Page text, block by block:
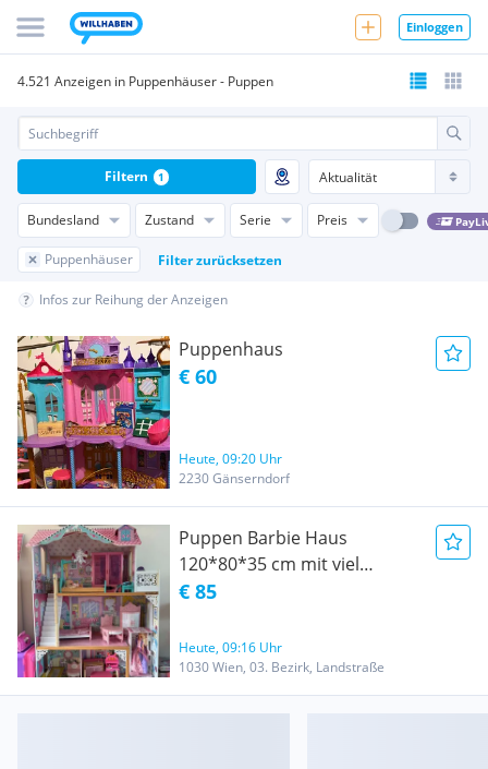
Einloggen
4.521 Anzeigen in Puppenhäuser - Puppen
Bundesland Zustand Serie Preis
Puppenhäuser Filter zurücksetzen
Filtern 1
Infos zur Reihung der Anzeigen
Puppenhaus
€ 60
Heute, 09:20 Uhr
2230 Gänserndorf
Puppen Barbie Haus
120*80*35 cm mit viel
Zubehöre
€ 85
Heute, 09:16 Uhr
1030 Wien, 03. Bezirk, Landstraße